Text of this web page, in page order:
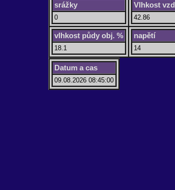
srážky
0
Vlhkost
42.86
vlhkost půdy obj. %
18.1
napětí
14
Datum a cas
09.08.2026 08:45:00